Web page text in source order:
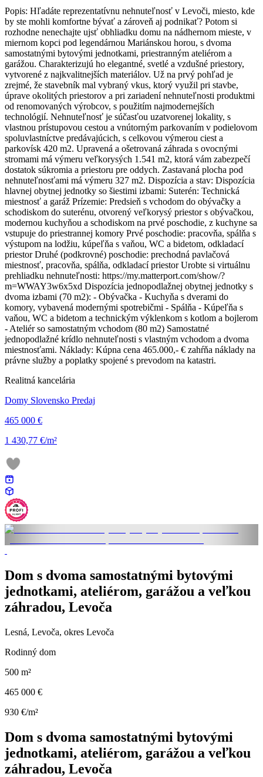
Popis: Hľadáte reprezentatívnu nehnuteľnosť v Levoči, miesto, kde
by ste mohli komfortne bývať a zároveň aj podnikať? Potom si
rozhodne nenechajte ujsť obhliadku domu na nádhernom mieste, v
miernom kopci pod legendárnou Mariánskou horou, s dvoma
samostatnými bytovými jednotkami, priestranným ateliérom a
garážou. Charakterizujú ho elegantné, svetlé a vzdušné priestory,
vytvorené z najkvalitnejších materiálov. Už na prvý pohľad je
zrejmé, že stavebník mal vybraný vkus, ktorý využil pri stavbe,
úprave okolitých priestorov a pri zariadení nehnuteľnosti produktmi
od renomovaných výrobcov, s použitím najmodernejších
technológií. Nehnuteľnosť je súčasťou uzatvorenej lokality, s
vlastnou prístupovou cestou a vnútorným parkovaním v podielovom
spoluvlastníctve predávajúcich, s celkovou výmerou ciest a
parkovísk 420 m2. Upravená a ošetrovaná záhrada s ovocnými
stromami má výmeru veľkorysých 1.541 m2, ktorá vám zabezpečí
dostatok súkromia a priestoru pre oddych. Zastavaná plocha pod
nehnuteľnosťami má výmeru 327 m2. Dispozícia a stav: Dispozícia
hlavnej obytnej jednotky so šiestimi izbami: Suterén: Technická
miestnosť a garáž Prízemie: Predsieň s vchodom do obývačky a
schodiskom do suterénu, otvorený veľkorysý priestor s obývačkou,
modernou kuchyňou a schodiskom na prvé poschodie, z kuchyne sa
vstupuje do priestrannej komory Prvé poschodie: pracovňa, spálňa s
výstupom na lodžiu, kúpeľňa s vaňou, WC a bidetom, odkladací
priestor Druhé (podkrovné) poschodie: prechodná pavlačová
miestnosť, pracovňa, spálňa, odkladací priestor Urobte si virtuálnu
prehliadku nehnuteľnosti: https://my.matterport.com/show/?
m=WWAY3w6x5xd Dispozícia jednopodlažnej obytnej jednotky s
dvoma izbami (70 m2): - Obývačka - Kuchyňa s dverami do
komory, vybavená modernými spotrebičmi - Spálňa - Kúpeľňa s
vaňou, WC a bidetom a technickým výklenkom s kotlom a bojlerom
- Ateliér so samostatným vchodom (80 m2) Samostatné
jednopodlažné krídlo nehnuteľnosti s vlastným vchodom a dvoma
miestnosťami. Náklady: Kúpna cena 465.000,- € zahŕňa náklady na
právne služby a poplatky spojené s prevodom na katastri.
Realitná kancelária
Domy Slovensko Predaj
465 000 €
1 430,77 €/m²
Dom s dvoma samostatnými bytovými
jednotkami, ateliérom, garážou a veľkou
záhradou, Levoča
Lesná, Levoča, okres Levoča
Rodinný dom
500 m²
465 000 €
930 €/m²
Dom s dvoma samostatnými bytovými
jednotkami, ateliérom, garážou a veľkou
záhradou, Levoča